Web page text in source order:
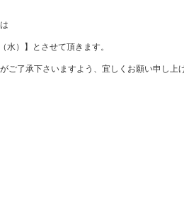
水）】とさせて頂きます。
ご了承下さいますよう、宜しくお願い申し上